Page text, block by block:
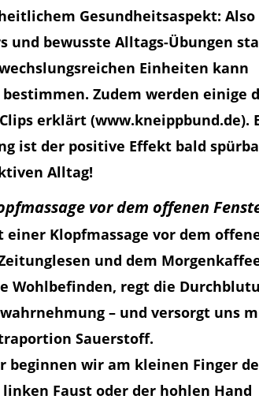
Gesundheitsaspekt: Also
und bewusste Alltags-Übungen
Einheiten kann
Zudem werden einige
erklärt (www.kneippbund.de).
ist der positive Effekt bald
Alltag!
vor dem offenen
einer Klopfmassage vor dem
und dem
Wohlbefinden, regt die
– und versorgt uns
Sauerstoff.
beginnen wir am kleinen Finger
Faust oder der hohlen Hand